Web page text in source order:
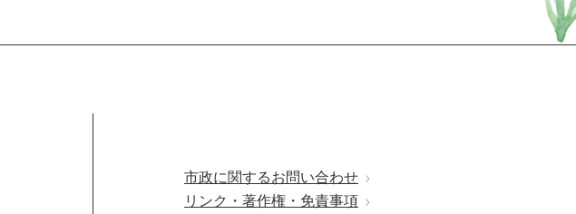
市政に関するお問い合わせ
リンク・著作権・免責事項